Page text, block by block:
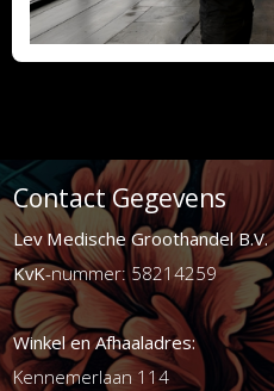
Contact Gegevens
Lev Medische Groothandel B.V.
KvK-nummer: 58214259
Winkel en Afhaaladres:
Kennemerlaan 114